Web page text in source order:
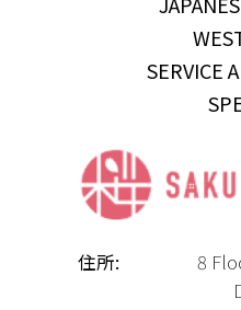
SERVICE
住所:
8